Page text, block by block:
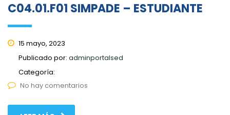
C04.01.F01 SIMPADE – ESTUDIANTE
15 mayo, 2023
Publicado por: adminportalsed
Categoría:
No hay comentarios